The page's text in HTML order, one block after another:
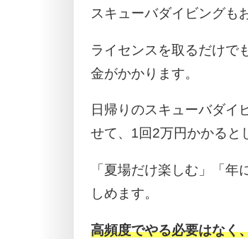
スキューバダイビングも
ライセンスを取るだけで
金がかかります。
日帰りのスキューバダイ
せて、1回2万円かかると
「夏場だけ楽しむ」「
しめます。
高頻度でやる必要はなく